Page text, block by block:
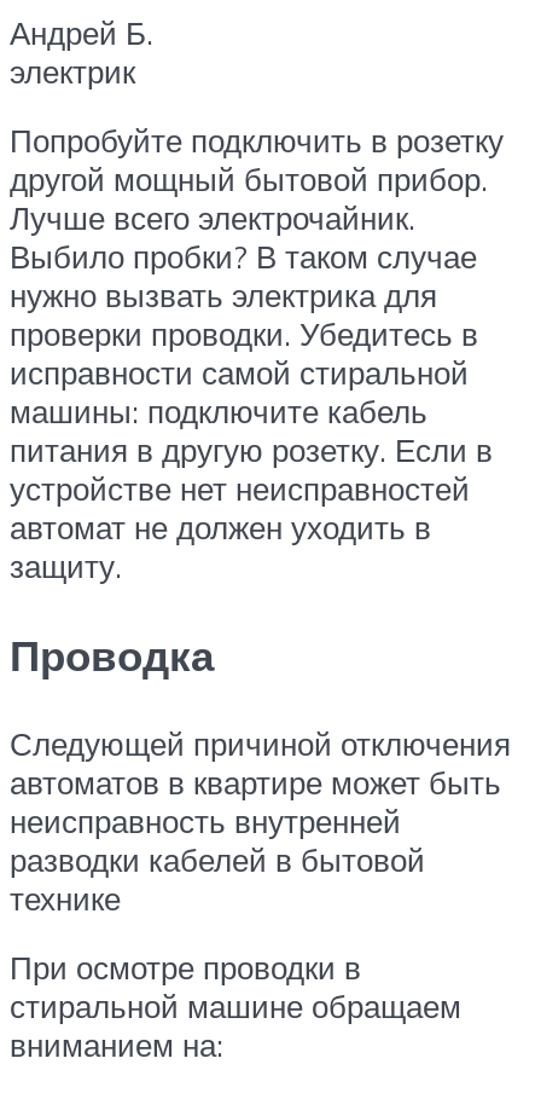
Андрей Б.
электрик
Попробуйте подключить в розетку
другой мощный бытовой прибор.
Лучше всего электрочайник.
Выбило пробки? В таком случае
нужно вызвать электрика для
проверки проводки. Убедитесь в
исправности самой стиральной
машины: подключите кабель
питания в другую розетку. Если в
устройстве нет неисправностей
автомат не должен уходить в
защиту.
Проводка
Следующей причиной отключения
автоматов в квартире может быть
неисправность внутренней
разводки кабелей в бытовой
технике
При осмотре проводки в
стиральной машине обращаем
вниманием на: